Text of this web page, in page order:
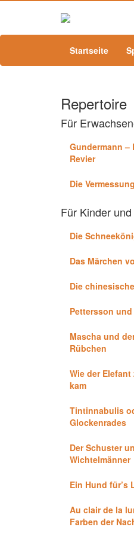
Startseite
Repertoire
Für
Gundermann –
Revier
Die
Für Kinder
Die
Das Märchen
Die
Pettersson
Mascha und
Rübchen
Wie der
kam
Tintinnabulis
Glockenrades
Der Schuster
Wichtelmänner
Ein Hund für’s
Au clair de la
Farben der